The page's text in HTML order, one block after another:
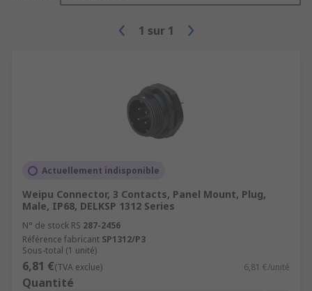
1 sur 1
Actuellement indisponible
Weipu Connector, 3 Contacts, Panel Mount, Plug,
Male, IP68, DELKSP 1312 Series
N° de stock RS 287-2456
Référence fabricant SP1312/P3
Sous-total (1 unité)
6,81 €(TVA exclue) 6,81 €/unité
Quantité